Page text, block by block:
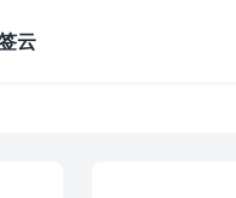
云